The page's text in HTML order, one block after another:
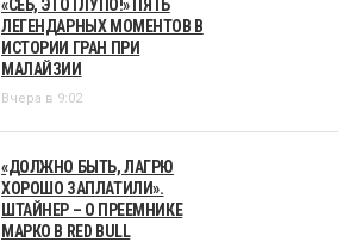
«СЕБ, ЭТО ГЛУПО!» ПЯТЬ
ЛЕГЕНДАРНЫХ МОМЕНТОВ В
ИСТОРИИ ГРАН ПРИ
МАЛАЙЗИИ
Вчера в 9:02
«ДОЛЖНО БЫТЬ, ЛАГРЮ
ХОРОШО ЗАПЛАТИЛИ».
ШТАЙНЕР – О ПРЕЕМНИКЕ
МАРКО В RED BULL